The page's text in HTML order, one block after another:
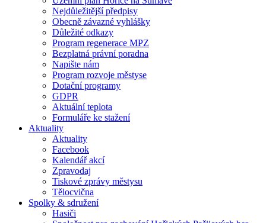
Nejdůležitější předpisy
Obecně závazné vyhlášky
Důležité odkazy
Program regenerace MPZ
Bezplatná právní poradna
Napište nám
Program rozvoje městyse
Dotační programy
GDPR
Aktuální teplota
Formuláře ke stažení
Aktuality
Aktuality
Facebook
Kalendář akcí
Zpravodaj
Tiskové zprávy městysu
Tělocvična
Spolky & sdružení
Hasiči